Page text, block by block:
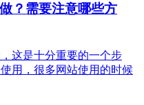
？需要注意哪些方
这是十分重要的一个步
用，很多网站使用的时候